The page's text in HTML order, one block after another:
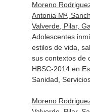
Moreno
Antonia Mª,
Valverde, Pilar,
Adolescentes
estilos de vida,
sus contextos de
HBSC-2014 en
Sanidad,
Moreno